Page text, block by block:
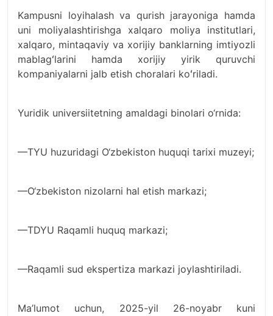
Kampusni loyihalash va qurish jarayoniga hamda
uni moliyalashtirishga xalqaro moliya institutlari,
xalqaro, mintaqaviy va xorijiy banklarning imtiyozli
mablagʻlarini hamda xorijiy yirik quruvchi
kompaniyalarni jalb etish choralari koʻriladi.
Yuridik universiitetning amaldagi binolari o‘rnida:
—TYU huzuridagi O‘zbekiston huquqi tarixi muzeyi;
—O‘zbekiston nizolarni hal etish markazi;
—TDYU Raqamli huquq markazi;
—Raqamli sud ekspertiza markazi joylashtiriladi.
Ma’lumot uchun, 2025-yil 26-noyabr kuni